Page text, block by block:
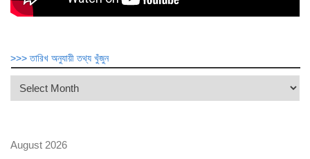
>>> তারিখ অনুযায়ী তথ্য খুঁজুন
>>>
খুঁজুন
August 2026